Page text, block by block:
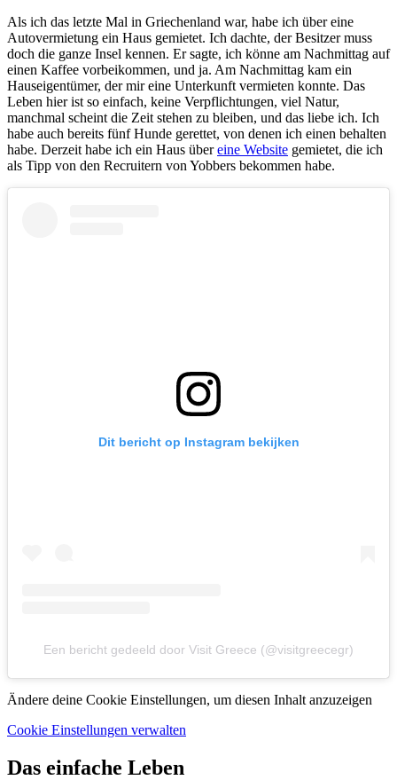
Als ich das letzte Mal in Griechenland war, habe ich über eine
Autovermietung ein Haus gemietet. Ich dachte, der Besitzer muss
doch die ganze Insel kennen. Er sagte, ich könne am Nachmittag auf
einen Kaffee vorbeikommen, und ja. Am Nachmittag kam ein
Hauseigentümer, der mir eine Unterkunft vermieten konnte. Das
Leben hier ist so einfach, keine Verpflichtungen, viel Natur,
manchmal scheint die Zeit stehen zu bleiben, und das liebe ich. Ich
habe auch bereits fünf Hunde gerettet, von denen ich einen behalten
habe. Derzeit habe ich ein Haus übereine Website gemietet, die ich
als Tipp von den Recruitern von Yobbers bekommen habe.
Dit bericht op Instagram bekijken
Een bericht gedeeld door Visit Greece (@visitgreecegr)
Ändere deine Cookie Einstellungen, um diesen Inhalt anzuzeigen
Cookie Einstellungen verwalten
Das einfache Leben